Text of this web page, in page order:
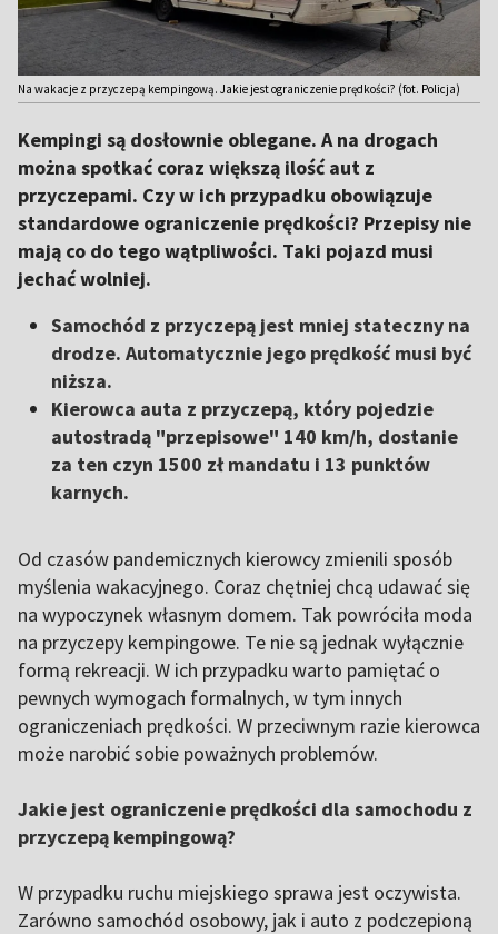
Na wakacje z przyczepą kempingową. Jakie jest ograniczenie prędkości? (fot. Policja)
Kempingi są dosłownie oblegane. A na drogach
można spotkać coraz większą ilość aut z
przyczepami. Czy w ich przypadku obowiązuje
standardowe ograniczenie prędkości? Przepisy nie
mają co do tego wątpliwości. Taki pojazd musi
jechać wolniej.
Samochód z przyczepą jest mniej stateczny na
drodze. Automatycznie jego prędkość musi być
niższa.
Kierowca auta z przyczepą, który pojedzie
autostradą "przepisowe" 140 km/h, dostanie
za ten czyn 1500 zł mandatu i 13 punktów
karnych.
Od czasów pandemicznych kierowcy zmienili sposób
myślenia wakacyjnego. Coraz chętniej chcą udawać się
na wypoczynek własnym domem. Tak powróciła moda
na przyczepy kempingowe. Te nie są jednak wyłącznie
formą rekreacji. W ich przypadku warto pamiętać o
pewnych wymogach formalnych, w tym innych
ograniczeniach prędkości. W przeciwnym razie kierowca
może narobić sobie poważnych problemów.
Jakie jest ograniczenie prędkości dla samochodu z
przyczepą kempingową?
W przypadku ruchu miejskiego sprawa jest oczywista.
Zarówno samochód osobowy, jak i auto z podczepioną